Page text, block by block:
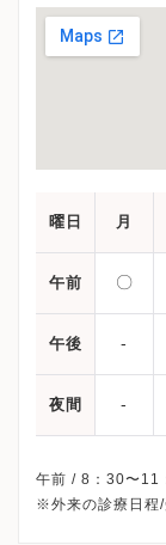
曜日 月
午前 〇
午後 -
夜間 -
午前 / 8：30〜
※外来の診療日程/